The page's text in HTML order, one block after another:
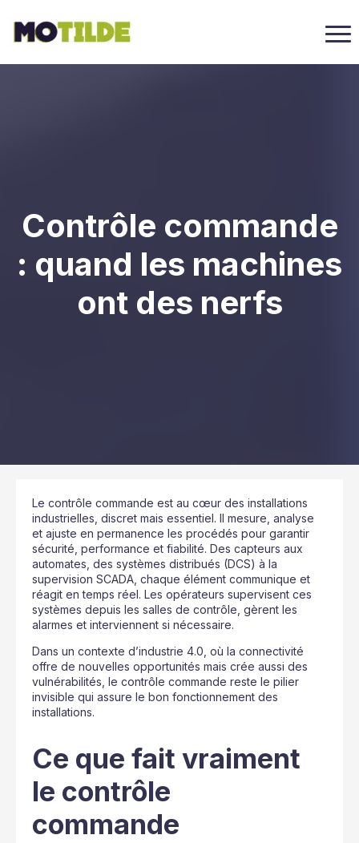
Contrôle commande
: quand les machines
ont des nerfs
Le contrôle commande est au cœur des installations
industrielles, discret mais essentiel. Il mesure, analyse
et ajuste en permanence les procédés pour garantir
sécurité, performance et fiabilité. Des capteurs aux
automates, des systèmes distribués (DCS) à la
supervision SCADA, chaque élément communique et
réagit en temps réel. Les opérateurs supervisent ces
systèmes depuis les salles de contrôle, gèrent les
alarmes et interviennent si nécessaire.
Dans un contexte d’industrie 4.0, où la connectivité
offre de nouvelles opportunités mais crée aussi des
vulnérabilités, le contrôle commande reste le pilier
invisible qui assure le bon fonctionnement des
installations.
Ce que fait vraiment
le contrôle
commande